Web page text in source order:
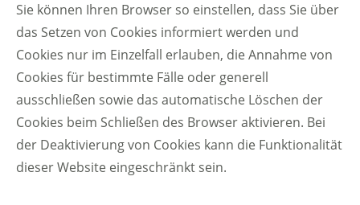
Sie können Ihren Browser so einstellen, dass Sie über
das Setzen von Cookies informiert werden und
Cookies nur im Einzelfall erlauben, die Annahme von
Cookies für bestimmte Fälle oder generell
ausschließen sowie das automatische Löschen der
Cookies beim Schließen des Browser aktivieren. Bei
der Deaktivierung von Cookies kann die Funktionalität
dieser Website eingeschränkt sein.